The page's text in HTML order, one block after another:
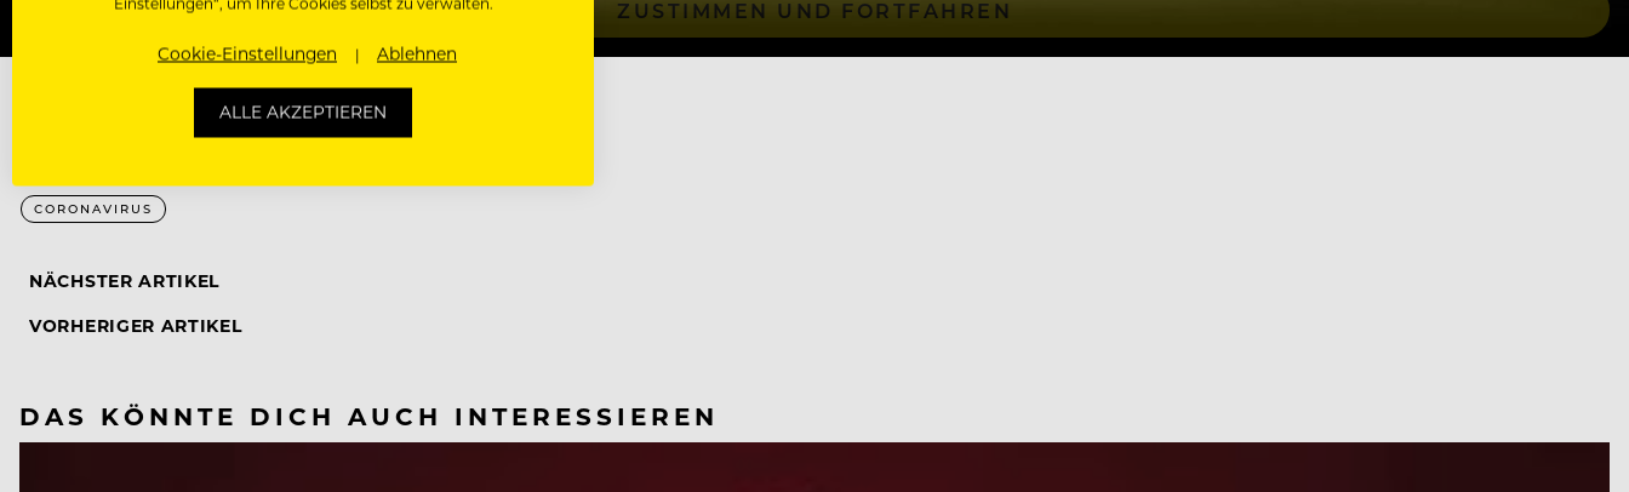
ZUSTIMMEN UND FORTFAHREN
CORONAVIRUS
NÄCHSTER ARTIKEL
VORHERIGER ARTIKEL
DAS KÖNNTE DICH AUCH INTERESSIEREN
Cookie-Einstellungen Ablehnen
ALLE AKZEPTIEREN